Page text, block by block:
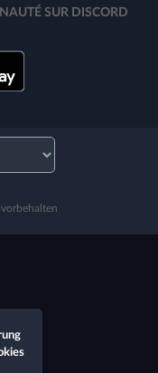
SUR DISCORD